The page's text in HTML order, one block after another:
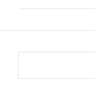
for: